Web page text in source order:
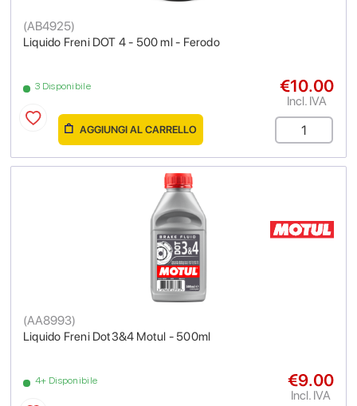
Liquido Freni DOT 4 - 500 ml - Ferodo
(AB4925)
3 Disponibile €10.00
Incl. IVA
AGGIUNGI AL CARRELLO
Liquido Freni Dot3&4 Motul - 500ml
(AA8993)
4+ Disponibile €9.00
Incl. IVA